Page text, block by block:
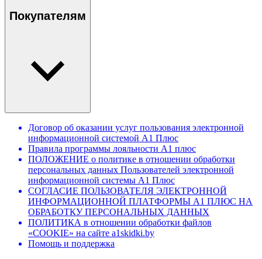
Покупателям
Договор об оказании услуг пользования электронной
информационной системой А1 Плюс
Правила программы лояльности А1 плюс
ПОЛОЖЕНИЕ о политике в отношении обработки
персональных данных Пользователей электронной
информационной системы А1 Плюс
СОГЛАСИЕ ПОЛЬЗОВАТЕЛЯ ЭЛЕКТРОННОЙ
ИНФОРМАЦИОННОЙ ПЛАТФОРМЫ А1 ПЛЮС НА
ОБРАБОТКУ ПЕРСОНАЛЬНЫХ ДАННЫХ
ПОЛИТИКА в отношении обработки файлов
«COOKIE» на сайте a1skidki.by
Помощь и поддержка